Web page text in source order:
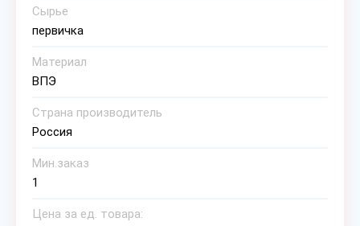
Сырье
первичка
Материал
ВПЭ
Страна производитель
Россия
Мин.заказ
1
Цена за ед. товара: